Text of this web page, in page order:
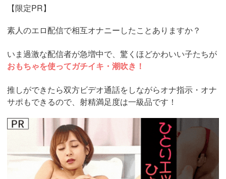
【限定PR】
素人のエロ配信で相互オナニーしたことありますか？
いま過激な配信者が急増中で、驚くほどかわいい子たちが
おもちゃを使ってガチイキ・潮吹き！
推しができたら双方ビデオ通話をしながらオナ指示・オナ
サポもできるので、射精満足度は一級品です！
https://www.j-
live.tv/LiveChat/acs.php?
si=jwchatt&pid=MLA5661_0004&pa=lp40.php